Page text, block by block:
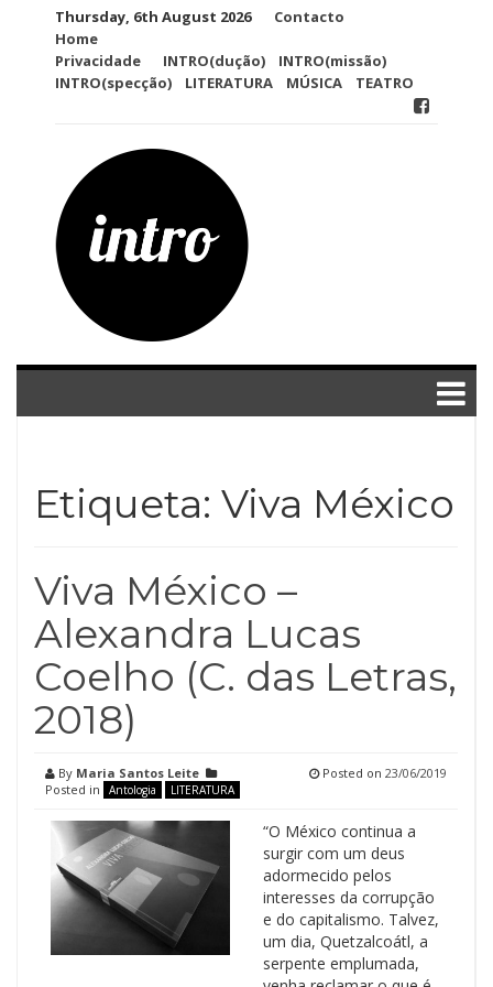
Thursday, 6th August 2026
Contacto
Home
Privacidade
INTRO(dução)
INTRO(missão)
INTRO(specção)
LITERATURA MÚSICA TEATRO
Etiqueta: Viva México
Viva México –
Alexandra Lucas
Coelho (C. das Letras,
2018)
By Maria Santos Leite
Posted in
Antologia LITERATURA
Posted on 23/06/2019
“O México continua a
surgir com um deus
adormecido pelos
interesses da corrupção
e do capitalismo. Talvez,
um dia, Quetzalcoátl, a
serpente emplumada,